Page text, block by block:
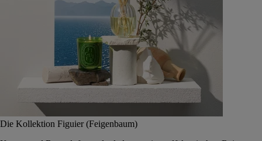
Die Kollektion Figuier (Feigenbaum)